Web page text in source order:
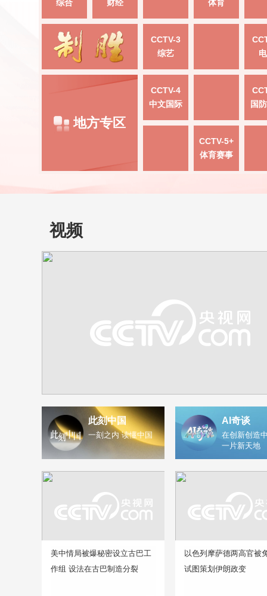
综合 财经 体育
CCTV-3
综艺
地方专区
CCTV-4
中文国际
国
CCTV-5+
体育赛事
视频
此刻中国
一刻之内 读懂中国
AI奇谈
在创新创造
一片新天地
美中情局被爆秘密设立古巴工
作组 设法在古巴制造分裂
以色列摩萨德两高官被
试图策划伊朗政变